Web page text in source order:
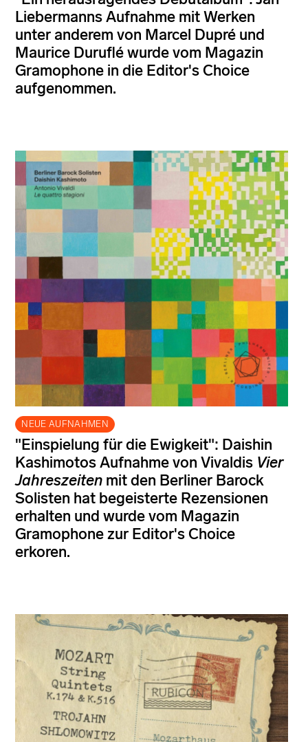
Liebermanns Aufnahme mit Werken
unter anderem von Marcel Dupré und
Maurice Duruflé wurde vom Magazin
Gramophone in die Editor's Choice
aufgenommen.
NEUE AUFNAHMEN
"Einspielung für die Ewigkeit": Daishin
Kashimotos Aufnahme von Vivaldis Vier
Jahreszeiten mit den Berliner Barock
Solisten hat begeisterte Rezensionen
erhalten und wurde vom Magazin
Gramophone zur Editor's Choice
erkoren.